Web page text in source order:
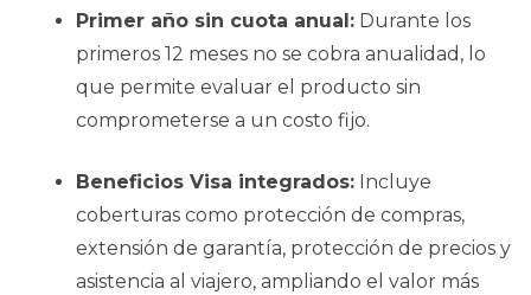
Primer año sin cuota anual: Durante los
primeros 12 meses no se cobra anualidad, lo
que permite evaluar el producto sin
comprometerse a un costo fijo.
Beneficios Visa integrados: Incluye
coberturas como protección de compras,
extensión de garantía, protección de precios y
asistencia al viajero, ampliando el valor más